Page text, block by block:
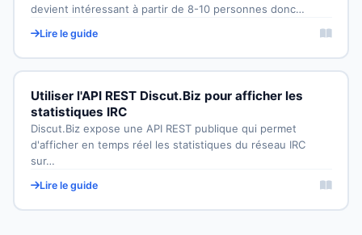
devient intéressant à partir de 8-10 personnes donc…
Lire le guide
Utiliser l'API REST Discut.Biz pour afficher les
statistiques IRC
Discut.Biz expose une API REST publique qui permet
d'afficher en temps réel les statistiques du réseau IRC
sur…
Lire le guide